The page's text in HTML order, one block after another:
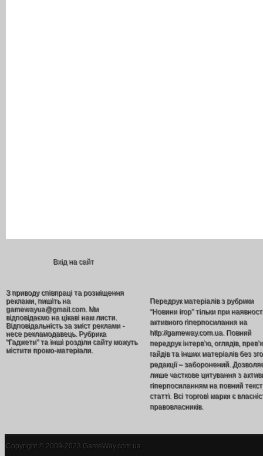
Вхід на сайт
З приводу співпраці та розміщення
реклами, пишіть на
gamewayua@gmail.com. Ми
відповідаємо на цікаві нам листи.
Відповідальність за зміст реклами -
несе рекламодавець. Рубрика
"Гаджети" та інші розділи сайту можуть
містити промо-матеріали.
Передрук матеріалів з рубрики
“Новини ігор” тільки при
активного гіперпосилання на
http://gameway.com.ua. Повний
передрук інтерв’ю, оглядів,
гайдів та інших матеріалів без
редакції – заборонений.
лише часткове цитування з
гіперпосиланням на повний текст
статті. Всі торгові марки є
правовласників.
Copyright © 2009-2023 GameWay.com.ua